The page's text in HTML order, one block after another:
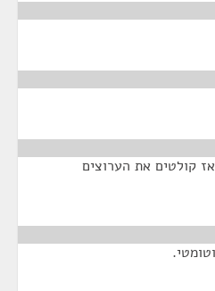
קולטים את הערוצים